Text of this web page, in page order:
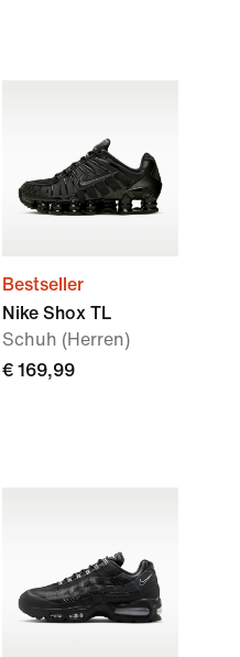
Bestseller
Nike Shox TL
Schuh (Herren)
€ 169,99